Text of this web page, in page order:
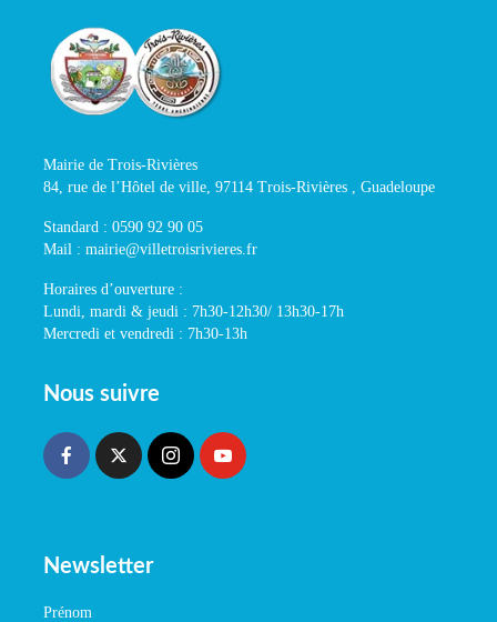
Mairie de Trois-Rivières
84, rue de l’Hôtel de ville, 97114 Trois-Rivières , Guadeloupe
Standard : 0590 92 90 05
Mail : mairie@villetroisrivieres.fr
Horaires d’ouverture :
Lundi, mardi & jeudi : 7h30-12h30/ 13h30-17h
Mercredi et vendredi : 7h30-13h
Nous suivre
Newsletter
Prénom